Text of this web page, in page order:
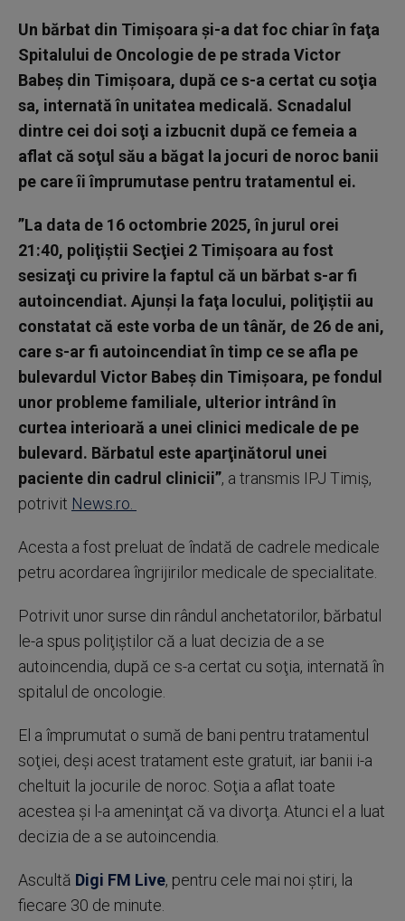
Un bărbat din Timişoara şi-a dat foc chiar în faţa
Spitalului de Oncologie de pe strada Victor
Babeş din Timişoara, după ce s-a certat cu soţia
sa, internată în unitatea medicală. Scnadalul
dintre cei doi soţi a izbucnit după ce femeia a
aflat că soţul său a băgat la jocuri de noroc banii
pe care îi împrumutase pentru tratamentul ei.
”La data de 16 octombrie 2025, în jurul orei
21:40, poliţiştii Secţiei 2 Timişoara au fost
sesizaţi cu privire la faptul că un bărbat s-ar fi
autoincendiat. Ajunşi la faţa locului, poliţiştii au
constatat că este vorba de un tânăr, de 26 de ani,
care s-ar fi autoincendiat în timp ce se afla pe
bulevardul Victor Babeş din Timişoara, pe fondul
unor probleme familiale, ulterior intrând în
curtea interioară a unei clinici medicale de pe
bulevard. Bărbatul este aparţinătorul unei
paciente din cadrul clinicii”, a transmis IPJ Timiş,
potrivit News.ro.
Acesta a fost preluat de îndată de cadrele medicale
petru acordarea îngrijirilor medicale de specialitate.
Potrivit unor surse din rândul anchetatorilor, bărbatul
le-a spus poliţiştilor că a luat decizia de a se
autoincendia, după ce s-a certat cu soţia, internată în
spitalul de oncologie.
El a împrumutat o sumă de bani pentru tratamentul
soţiei, deşi acest tratament este gratuit, iar banii i-a
cheltuit la jocurile de noroc. Soţia a aflat toate
acestea şi l-a ameninţat că va divorţa. Atunci el a luat
decizia de a se autoincendia.
Ascultă Digi FM Live, pentru cele mai noi știri, la
fiecare 30 de minute.